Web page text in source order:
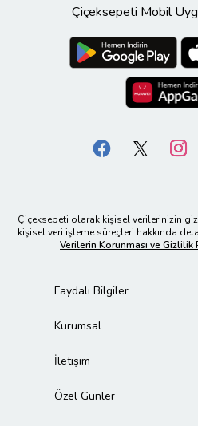
Çiçeksepeti Mobil
Çiçeksepeti olarak kişisel verilerinizin
kişisel veri işleme süreçleri hakkında
Verilerin Korunması ve Gizlilik
Faydalı Bilgiler
Kurumsal
İletişim
Özel Günler